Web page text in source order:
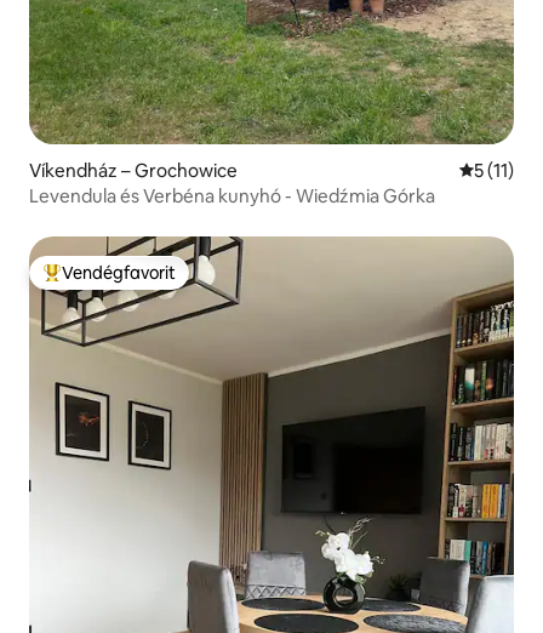
Víkendház – Grochowice Átlagos
5 (11)
Levendula és Verbéna kunyhó - Wiedźmia Górka
Kiemelt vendégfavorit
Vendégfavorit